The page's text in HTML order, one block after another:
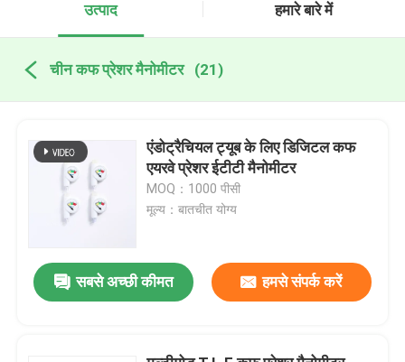
उत्पाद हमारे बारे में
चीन कफ प्रेशर मैनोमीटर (21)
एंडोट्रैचियल ट्यूब के लिए डिजिटल कफ
एयरवे प्रेशर ईटीटी मैनोमीटर
MOQ：1000 पीसी
मूल्य：बातचीत योग्य
सबसे अच्छी कीमत हमसे संपर्क करें